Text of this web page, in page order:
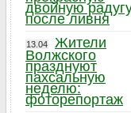
двойную
после ливня
13.04
Жители
Волжского
празднуют
пахсальную
неделю:
фоторепортаж